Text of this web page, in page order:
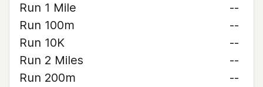
Run 1 Mile
--
Run 100m
--
Run 10K
--
Run 2 Miles
--
Run 200m
--